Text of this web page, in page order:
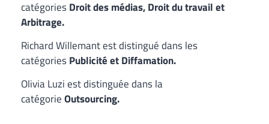
catégoriesDroit des médias, Droit du travail et
Arbitrage.
Richard Willemant est distingué dans les
catégoriesPublicité et Diffamation.
Olivia Luzi est distinguée dans la
catégorieOutsourcing.